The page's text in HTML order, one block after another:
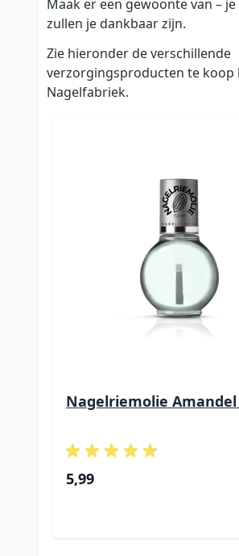
Maak er een gewoonte van –
zullen je dankbaar zijn.
Zie hieronder de verschillende
verzorgingsproducten te koop
Nagelfabriek.
Nagelriemolie Amandel
5,99